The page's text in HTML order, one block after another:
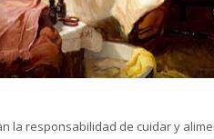
la responsabilidad de cuidar y